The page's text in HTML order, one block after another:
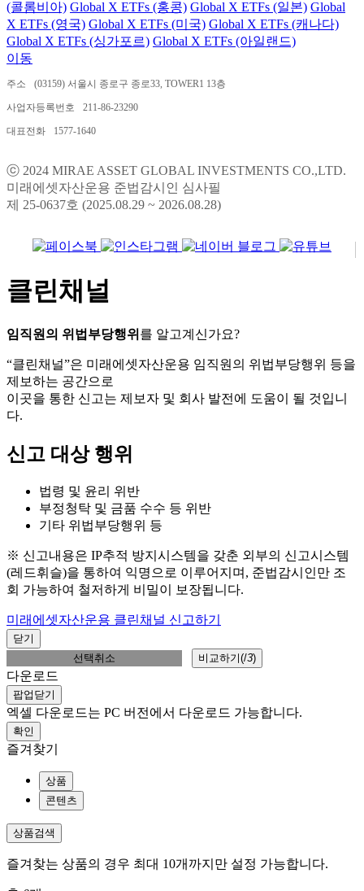
(콜롬비아) Global X ETFs (홍콩) Global X ETFs (일본) Global
X ETFs (영국) Global X ETFs (미국) Global X ETFs (캐나다)
Global X ETFs (싱가포르) Global X ETFs (아일랜드)
이동
주소 (03159) 서울시 종로구 종로33, TOWER1 13층
사업자등록번호 211-86-23290
대표전화 1577-1640
ⓒ 2024 MIRAE ASSET GLOBAL INVESTMENTS CO.,LTD.
미래에셋자산운용 준법감시인 심사필
제 25-0637호 (2025.08.29 ~ 2026.08.28)
클린채널
임직원의 위법부당행위 를 알고계신가요?
“클린채널”은 미래에셋자산운용 임직원의 위법부당행위 등을
제보하는 공간으로
이곳을 통한 신고는 제보자 및 회사 발전에 도움이 될 것입니
다.
신고 대상 행위
법령 및 윤리 위반
부정청탁 및 금품 수수 등 위반
기타 위법부당행위 등
※ 신고내용은 IP추적 방지시스템을 갖춘 외부의 신고시스템
(레드휘슬)을 통하여 익명으로 이루어지며, 준법감시인만 조
회 가능하여 철저하게 비밀이 보장됩니다.
미래에셋자산운용 클린채널 신고하기
닫기
선택취소
비교하기(/3)
다운로드
팝업닫기
엑셀 다운로드는 PC 버전에서 다운로드 가능합니다.
확인
즐겨찾기
상품
콘텐츠
상품검색
즐겨찾는 상품의 경우 최대 10개까지만 설정 가능합니다.